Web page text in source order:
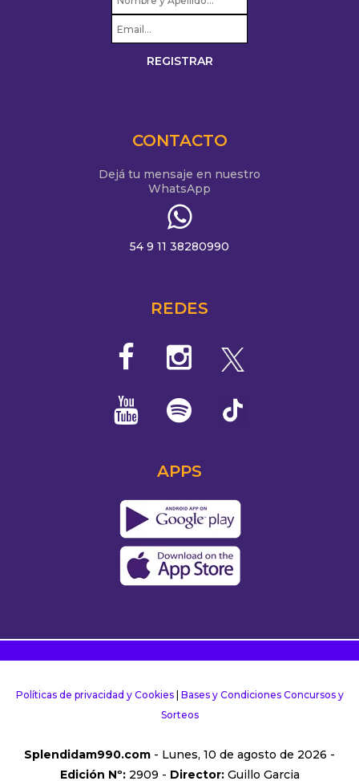
CONTACTO
Dejá tu mensaje en nuestro
WhatsApp
54 9 11 38280990
REDES
APPS
Políticas de privacidad y Cookies| Bases y Condiciones Concursos y
Sorteos
Splendidam990.com - Lunes, 10 de agosto de 2026 -
Edición Nº:2909 - Director:Guillo Garcia